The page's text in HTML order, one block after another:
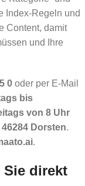
Index-Regeln und
Content, damit
und Ihre
0 oder per E-Mail
bis
von 8 Uhr
Dorsten.
.
Sie direkt